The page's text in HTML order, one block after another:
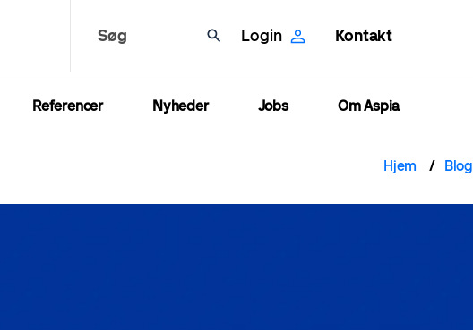
Søg Login Kontakt
Referencer Nyheder Jobs Om Aspia
Hjem Blog